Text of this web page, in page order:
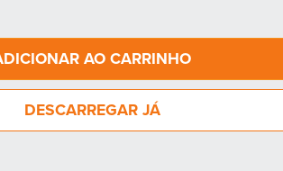
AO CARRINHO
DESCARREGAR JÁ